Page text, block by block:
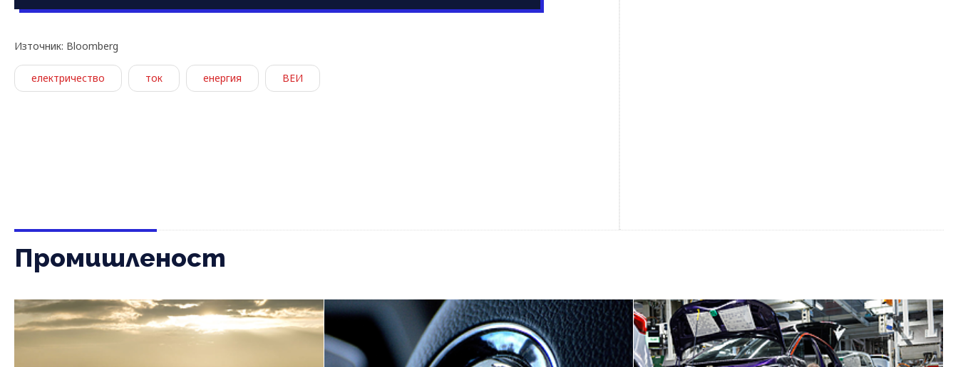
Източник: Bloomberg
електричество ток енергия ВЕИ
Промишленост